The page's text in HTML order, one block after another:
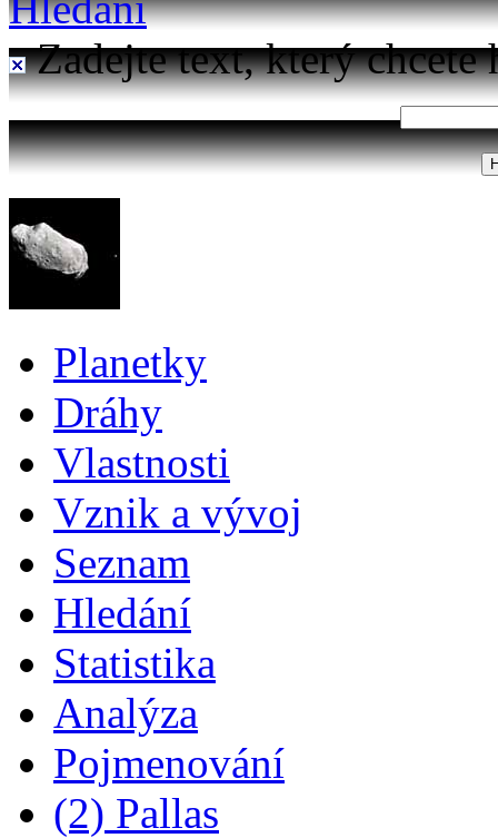
Zadejte text, který chcete
Planetky
Dráhy
Vlastnosti
Vznik a vývoj
Seznam
Hledání
Statistika
Analýza
Pojmenování
(2) Pallas